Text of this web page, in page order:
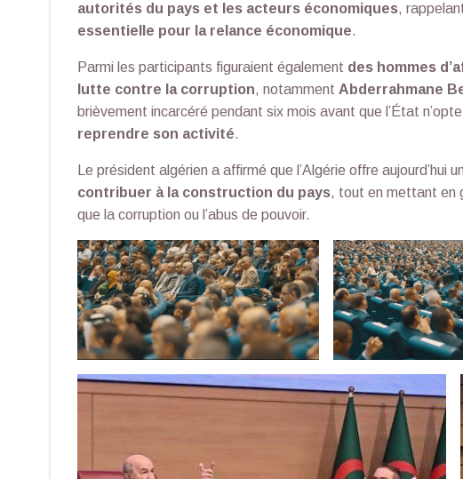
autorités du pays et les acteurs économiques,
essentielle pour la relance économique.
Parmi les participants figuraient également des hommes
lutte contre la corruption, notamment Abderrahmane
brièvement incarcéré pendant six mois avant que l’État
reprendre son activité.
Le président algérien a affirmé que l’Algérie offre aujourd’hui
contribuer à la construction du pays, tout en mettant en
que la corruption ou l’abus de pouvoir.